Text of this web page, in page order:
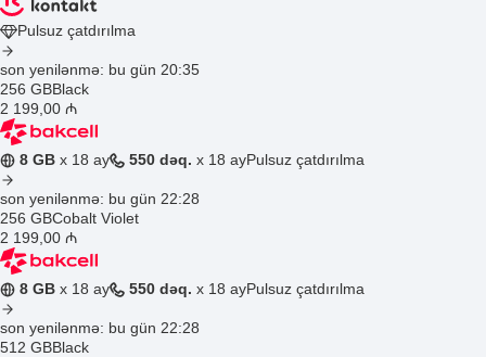
Pulsuz çatdırılma
son yenilənmə: bu gün 20:35
256 GBBlack
2 199 ,00 ₼
8 GB x 18 ay 550 dəq. x 18 ayPulsuz çatdırılma
son yenilənmə: bu gün 22:28
256 GBCobalt Violet
2 199 ,00 ₼
8 GB x 18 ay 550 dəq. x 18 ayPulsuz çatdırılma
son yenilənmə: bu gün 22:28
512 GBBlack